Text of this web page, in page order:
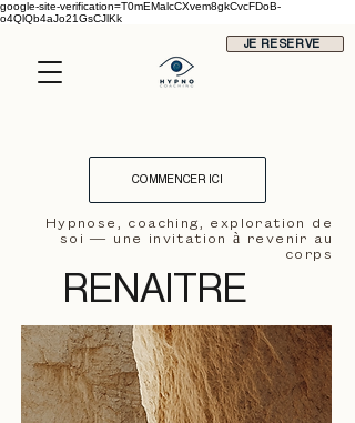
google-site-verification=T0mEMalcCXvem8gkCvcFDoB-
o4QlQb4aJo21GsCJlKk
JE RESERVE
COMMENCER ICI
Hypnose, coaching, exploration de
soi — une invitation à revenir au
corps
RENAITRE